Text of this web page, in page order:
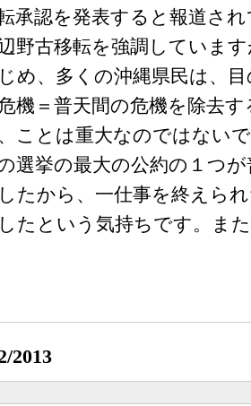
承認を発表すると報道さ
野古移転を強調していま
め、多くの沖縄県民は、
機＝普天間の危機を除去
ことは重大なのではない
選挙の最大の公約の１つ
たから、一仕事を終えら
たという気持ちです。ま
2013